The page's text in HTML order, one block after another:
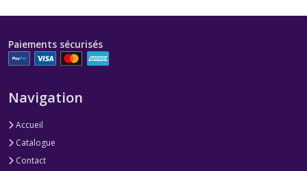
Paiements sécurisés
Navigation
Accueil
Catalogue
Contact